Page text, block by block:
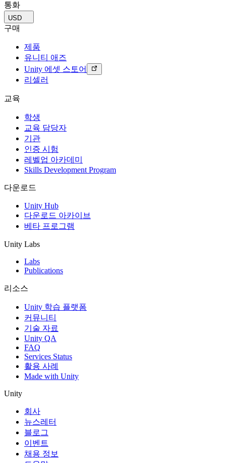
통화
USD
구매
제품
유니티 애즈
Unity 에셋 스토어
리셀러
교육
학생
교육 담당자
기관
인증 시험
레벨업 아카데미
Skills Development Program
다운로드
Unity Hub
다운로드 아카이브
베타 프로그램
Unity Labs
Labs
Publications
리소스
Unity 학습 플랫폼
커뮤니티
기술 자료
Unity QA
FAQ
Services Status
활용 사례
Made with Unity
Unity
회사
뉴스레터
블로그
이벤트
채용 정보